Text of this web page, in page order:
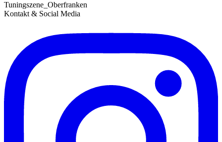
Tuningszene_Oberfranken
Kontakt & Social Media